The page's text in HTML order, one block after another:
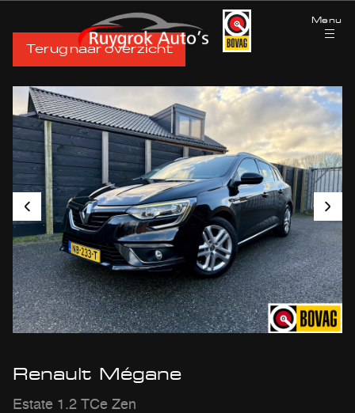
Menu
Terug naar overzicht
Renault Mégane
Estate 1.2 TCe Zen